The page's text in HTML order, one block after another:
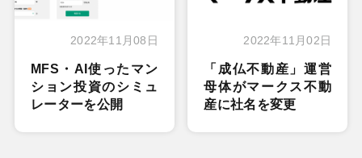
2022年11月08日
MFS・AI使ったマン
ション投資のシミュ
レーターを公開
2022年11月02日
「成仏不動産」運営
母体がマークス不動
産に社名を変更